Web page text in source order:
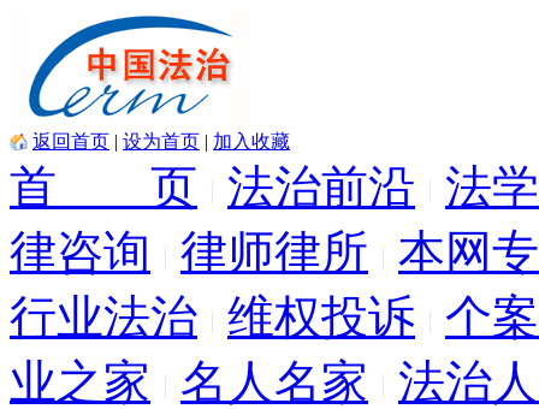
返回首页 | 设为首页 | 加入收藏
首 页 法治前沿
法
律咨询
律师律所
本网
行业法治 维权投诉
个
业之家
名人名家
法治